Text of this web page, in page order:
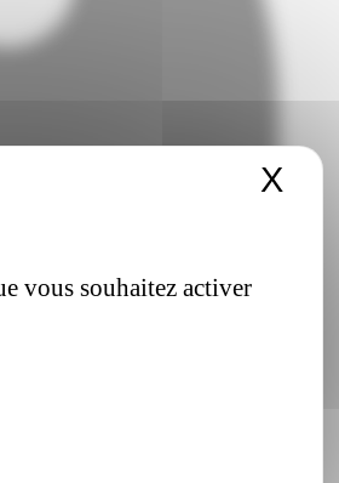
vous souhaitez activer
X